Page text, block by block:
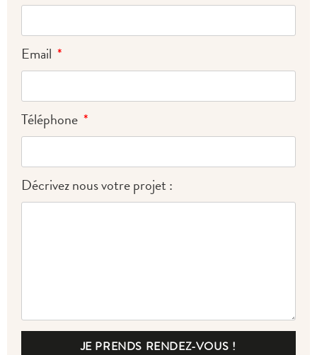
Email
Téléphone
Décrivez nous votre projet :
JE PRENDS RENDEZ-VOUS !